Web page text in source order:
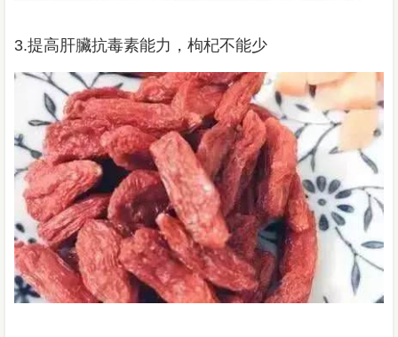
3.提高肝臟抗毒素能力，枸杞不能少